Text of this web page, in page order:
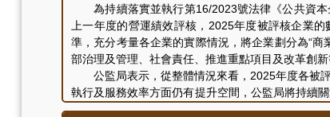
為持續落實並執行第16/2023號法律《公共資本
上一年度的營運績效評核，2025年度被評核企業
準，充分考量各企業的實際情況，將企業劃分為“
部治理及管理、社會責任、推進重點項目及改革創新
公監局表示，從整體情況來看，2025年度各被評
執行及服務效率方面仍有提升空間，公監局將持續
用。